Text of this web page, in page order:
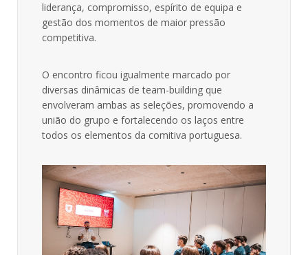
liderança, compromisso, espírito de equipa e
gestão dos momentos de maior pressão
competitiva.
O encontro ficou igualmente marcado por
diversas dinâmicas de team-building que
envolveram ambas as seleções, promovendo a
união do grupo e fortalecendo os laços entre
todos os elementos da comitiva portuguesa.